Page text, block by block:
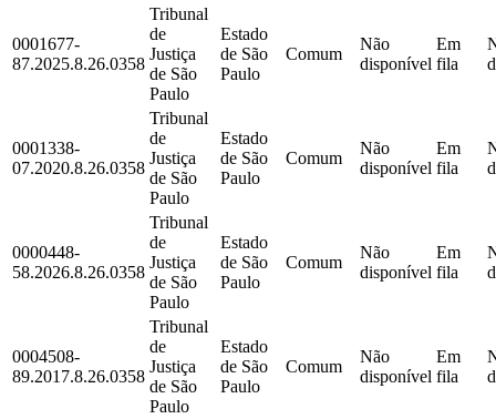
0001677-
87.2025.8.26.0358
Tribunal
de
Justiça
de São
Paulo
Estado
de São
Paulo
Comum
Não
disponível
Em
fila
0001338-
07.2020.8.26.0358
Tribunal
de
Justiça
de São
Paulo
Estado
de São
Paulo
Comum
Não
disponível
Em
fila
0000448-
58.2026.8.26.0358
Tribunal
de
Justiça
de São
Paulo
Estado
de São
Paulo
Comum
Não
disponível
Em
fila
0004508-
89.2017.8.26.0358
Tribunal
de
Justiça
de São
Paulo
Estado
de São
Paulo
Comum
Não
disponível
Em
fila